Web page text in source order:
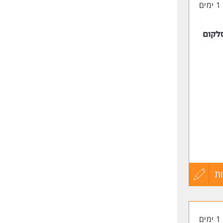
החל
1 ימים
עדכון
1 ימים